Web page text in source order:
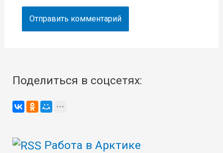
Поделиться в соцсетях:
Работа в Арктике